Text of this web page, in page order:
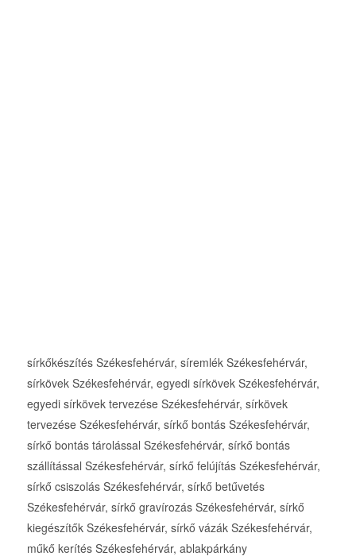
sírkőkészítés Székesfehérvár, síremlék Székesfehérvár,
sírkövek Székesfehérvár, egyedi sírkövek Székesfehérvár,
egyedi sírkövek tervezése Székesfehérvár, sírkövek
tervezése Székesfehérvár, sírkő bontás Székesfehérvár,
sírkő bontás tárolással Székesfehérvár, sírkő bontás
szállítással Székesfehérvár, sírkő felújítás Székesfehérvár,
sírkő csiszolás Székesfehérvár, sírkő betűvetés
Székesfehérvár, sírkő gravírozás Székesfehérvár, sírkő
kiegészítők Székesfehérvár, sírkő vázák Székesfehérvár,
műkő kerítés Székesfehérvár, ablakpárkány